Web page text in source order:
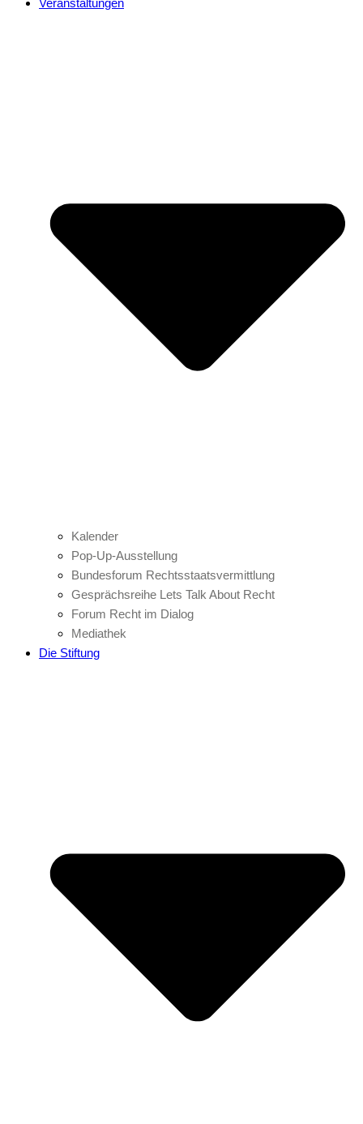
Veranstaltungen
Kalender
Pop-Up-Ausstellung
Bundesforum Rechtsstaatsvermittlung
Gesprächsreihe Lets Talk About Recht
Forum Recht im Dialog
Mediathek
Die Stiftung